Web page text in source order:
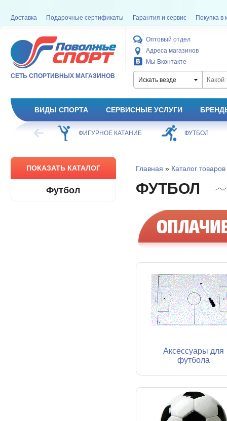
Доставка Подарочные сертификаты Гарантия и сервис Покупка в
СЕТЬ СПОРТИВНЫХ МАГАЗИНОВ
Оптовый отдел
Адреса магазинов
Мы Вконтакте
Искать везде
ВИДЫ СПОРТА СЕРВИСНЫЕ УСЛУГИ
ХОККЕЙ ФИГУРНОЕ КАТАНИЕ ФУТБОЛ
ПОКАЗАТЬ КАТАЛОГ
Футбол
Главная » Каталог товаров
ФУТБОЛ
Аксессуары для
футбола